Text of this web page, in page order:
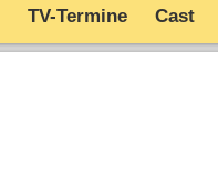
TV-Termine Cast